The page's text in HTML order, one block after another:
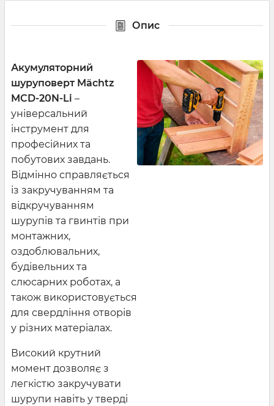
Опис
Акумуляторний
шуруповерт Mächtz
MCD-20N-Li –
універсальний
інструмент для
професійних та
побутових завдань.
Відмінно справляється
із закручуванням та
відкручуванням
шурупів та гвинтів при
монтажних,
оздоблювальних,
будівельних та
слюсарних роботах, а
також використовується
для свердління отворів
у різних матеріалах.
Високий крутний
момент дозволяє з
легкістю закручувати
шурупи навіть у тверді